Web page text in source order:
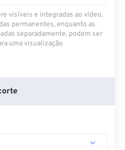
visíveis e integradas ao vídeo,
permanentes, enquanto as
separadamente, podem ser
uma visualização